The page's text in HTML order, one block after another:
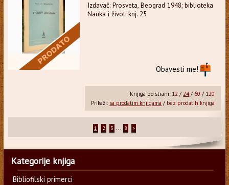
Izdavač: Prosveta, Beograd 1948; biblioteka
Nauka i život: knj. 25
Obavesti me!
Knjiga po strani: 12 /24/ 60 / 120
Prikaži: sa prodatim knjigama / bez prodatih knjiga
1 2 3 ... 8 >
Kategorije knjiga
Bibliofilski primerci